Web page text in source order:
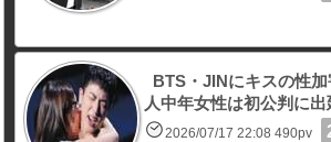
BTS・JINにキスの性
人中年女性は初公判に
2026/07/17 22:08 490pv